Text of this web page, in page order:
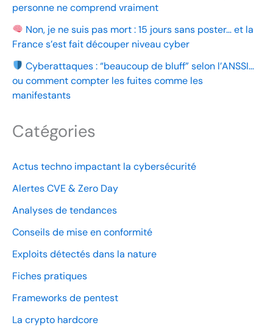
personne ne comprend vraiment
Non, je ne suis pas mort : 15 jours sans poster… et la
France s’est fait découper niveau cyber
Cyberattaques : “beaucoup de bluff” selon l’ANSSI…
ou comment compter les fuites comme les
manifestants
Catégories
Actus techno impactant la cybersécurité
Alertes CVE & Zero Day
Analyses de tendances
Conseils de mise en conformité
Exploits détectés dans la nature
Fiches pratiques
Frameworks de pentest
La crypto hardcore